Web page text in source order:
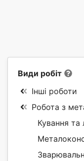
Види робіт
Інші роботи
Робота з
Кування та